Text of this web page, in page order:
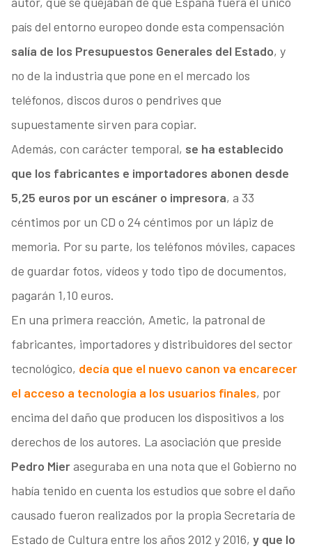
país del entorno europeo donde esta compensación
salía de los Presupuestos Generales del Estado, y
no de la industria que pone en el mercado los
teléfonos, discos duros o pendrives que
supuestamente sirven para copiar.
Además, con carácter temporal, se ha establecido
que los fabricantes e importadores abonen desde
5,25 euros por un escáner o impresora, a 33
céntimos por un CD o 24 céntimos por un lápiz de
memoria. Por su parte, los teléfonos móviles, capaces
de guardar fotos, vídeos y todo tipo de documentos,
pagarán 1,10 euros.
En una primera reacción, Ametic, la patronal de
fabricantes, importadores y distribuidores del sector
tecnológico, decía que el nuevo canon va encarecer
el acceso a tecnología a los usuarios finales, por
encima del daño que producen los dispositivos a los
derechos de los autores. La asociación que preside
Pedro Mieraseguraba en una nota que el Gobierno no
había tenido en cuenta los estudios que sobre el daño
causado fueron realizados por la propia Secretaría de
Estado de Cultura entre los años 2012 y 2016, y que lo